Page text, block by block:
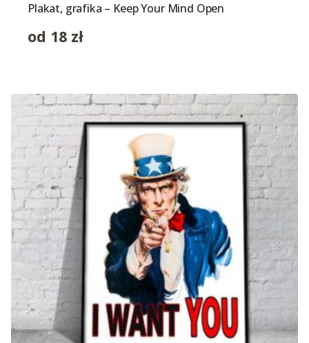
Plakat, grafika – Keep Your Mind Open
od 18 zł